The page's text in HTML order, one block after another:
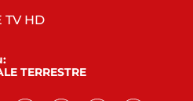
TV HD
TERRESTRE